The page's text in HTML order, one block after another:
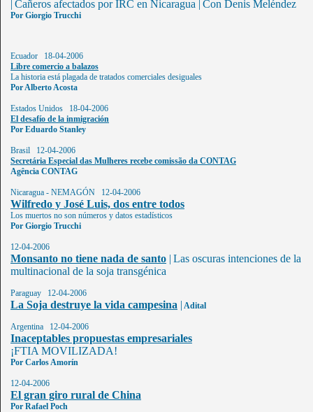
Cañeros afectados por IRC en Nicaragua Con Denis Meléndez
Por Giorgio Trucchi
Ecuador 18-04-2006
Libre comercio a balazos
La historia está plagada de tratados comerciales desiguales
Por Alberto Acosta
Estados Unidos 18-04-2006
El desafío de la inmigración
Por Eduardo Stanley
Brasil 12-04-2006
Secretária Especial das Mulheres recebe comissão da CONTAG
Agência CONTAG
Nicaragua - NEMAGÓN 12-04-2006
Wilfredo y José Luis, dos entre todos
Los muertos no son números y datos estadísticos
Por Giorgio Trucchi
12-04-2006
Monsanto no tiene nada de santo | Las oscuras intenciones de la
multinacional de la soja transgénica
Paraguay 12-04-2006
La Soja destruye la vida campesina | Adital
Argentina 12-04-2006
Inaceptables propuestas empresariales
¡FTIA MOVILIZADA!
Por Carlos Amorín
12-04-2006
El gran giro rural de China
Por Rafael Poch